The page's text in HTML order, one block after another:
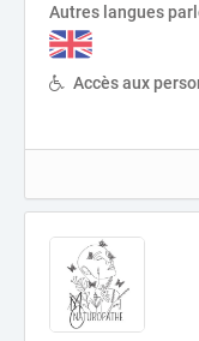
Autres langues
Accès aux